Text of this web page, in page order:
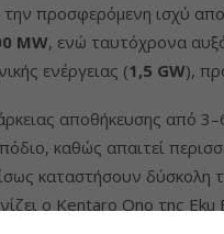
προσφερόμενη ισχύ
MW, ενώ ταυτόχρονα
ενέργειας (1,5 GW),
αποθήκευσης από
καθώς απαιτεί
καταστήσουν δύσκολη
ο Kentaro Ono της Eku